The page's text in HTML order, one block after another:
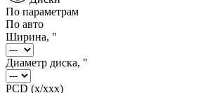
По параметрам
По авто
Ширина, "
Диаметр диска, "
PCD (x/xxx)